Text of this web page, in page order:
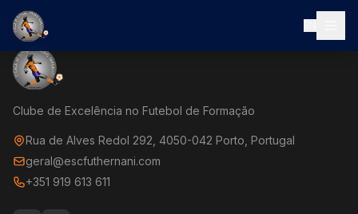
Clube de Excelência no Futebol de Formação
Rua de Alves Redol 292, 4050-042 Porto, Portugal
geral@escfuthernani.com
+351 919 613 611